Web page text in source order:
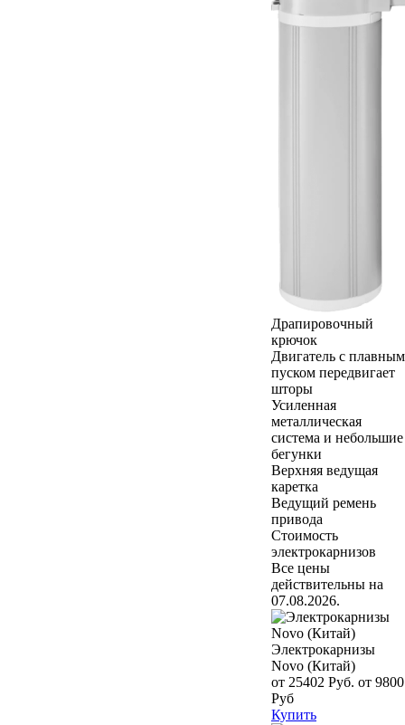
Драпировочный
крючок
Двигатель с плавным
пуском передвигает
шторы
Усиленная
металлическая
система и небольшие
бегунки
Верхняя ведущая
каретка
Ведущий ремень
привода
Стоимость
электрокарнизов
Все цены
действительны на
07.08.2026.
Электрокарнизы
Novo (Китай)
от 25402 Руб. от 9800
Руб
Купить